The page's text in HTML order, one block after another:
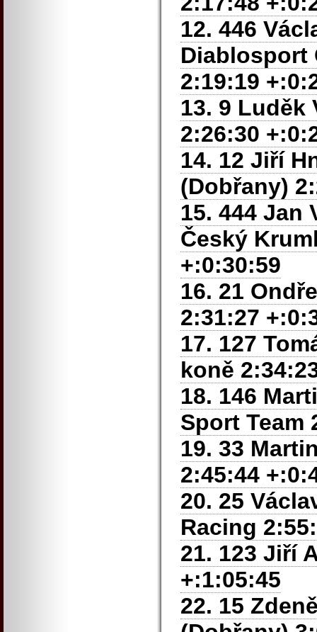
12. 446
Diablosport
2:19:19
13. 9 Luděk
2:26:30
14. 12 Jiří
(Dobřany)
15. 444 Jan
Český
+:0:30:59
16. 21
2:31:27
17. 127
koně
18. 146
Sport Team
19. 33
2:45:44
20. 25
Racing
21. 123 Jiří
+:1:05:45
22. 15